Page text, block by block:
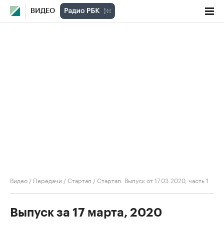
ВИДЕО
Видео / Передачи /Стартап /Стартап. Выпуск от 17.03.2020, часть 1
Выпуск за 17 марта, 2020